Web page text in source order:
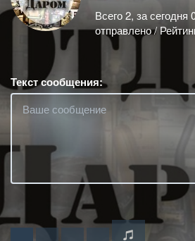
Всего 2, за
отправлено /
Текст сообщения: